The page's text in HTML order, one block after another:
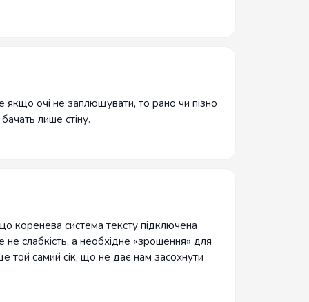
очі не заплющувати, то рано чи пізно
лише стіну.
коренева система тексту підключена
слабкість, а необхідне «зрошення» для
той самий сік, що не дає нам засохнути